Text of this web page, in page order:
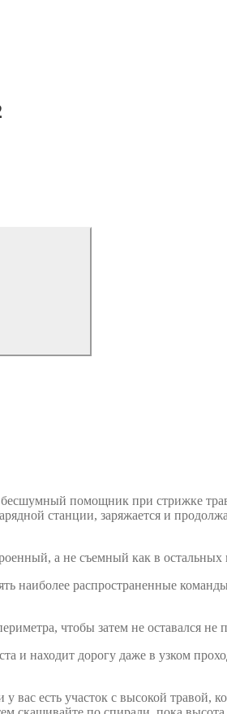
помощник при стрижке
станции, заряжается и
а не съемный как в остальных
распространенные
чтобы затем не оставался
и находит дорогу даже в узком
вас есть участок с высокой